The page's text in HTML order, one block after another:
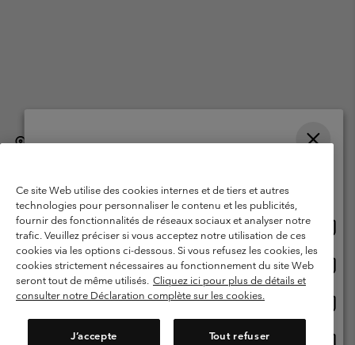
België (Nederlands) | English ›| français ›
Gebruiksvoorwaarden
Verkoopvoorwaarden
Garantie
Privacybeleid
Gebruiksvoorwaarden voor lidmaatschap
Voorwaarden voor door gebruikers gegenereerde inhoud
Impressum
Cookies
Ce site Web utilise des cookies internes et de tiers et autres
technologies pour personnaliser le contenu et les publicités,
fournir des fonctionnalités de réseaux sociaux et analyser notre
trafic. Veuillez préciser si vous acceptez notre utilisation de ces
cookies via les options ci-dessous. Si vous refusez les cookies, les
cookies strictement nécessaires au fonctionnement du site Web
seront tout de même utilisés. Cliquez ici pour plus de détails et
consulter notre Déclaration complète sur les cookies.
J’accepte Tout refuser
Online shoppen beschikbaar
United States
Belgium-English
Belgium-Français
Belgium-Dutch